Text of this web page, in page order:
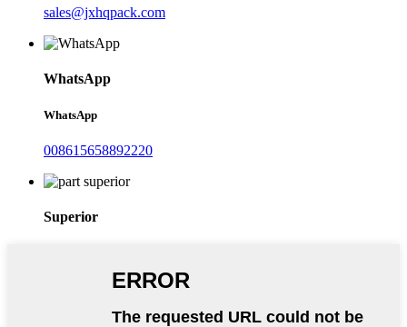
sales@jxhqpack.com
WhatsApp
WhatsApp
008615658892220
Superior